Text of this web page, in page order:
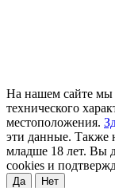
На нашем сайте мы
технического
местоположения.
эти данные. Также
младше 18 лет. Вы
cookies и
Да Нет